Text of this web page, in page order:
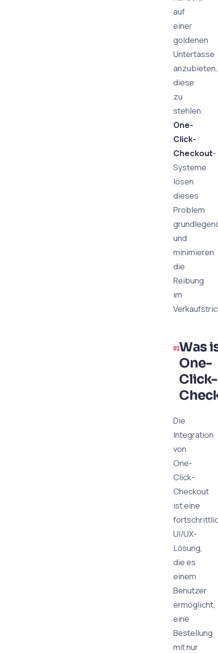
auf
einer
goldenen
Untertasse
anzubieten,
diese
zu
stehlen.
One-
Click-
Checkout-
Systeme
lösen
dieses
Problem
und
minimieren
die
Reibung
im
Was
One-
Click-
Die
Integration
von
One-
Click-
Checkout
ist eine
UI/UX-
Lösung,
die es
einem
Benutzer
ermöglicht,
eine
Bestellung
mit nur